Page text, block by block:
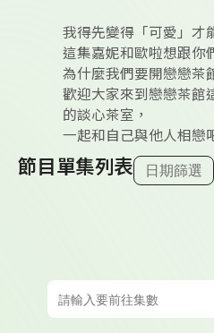
我得先變得「可愛」才
這集嘉妮和歐啦想跟你
為什麼我們要開戀戀茶
歡迎大家來到戀戀茶館
的談心茶室，
一起和自己與他人相戀
節目單集列表 日期篩選